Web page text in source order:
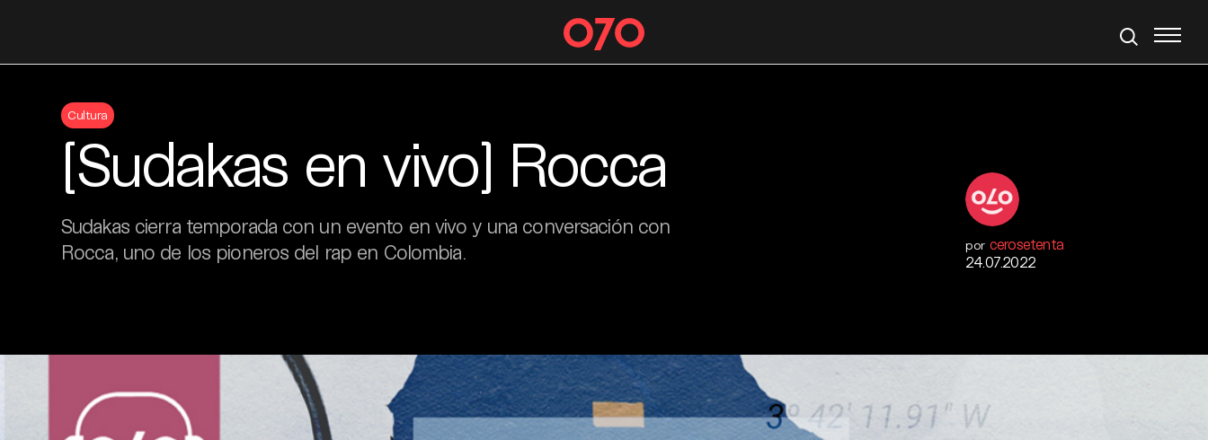
Cultura
[Sudakas en vivo] Rocca
Sudakas cierra temporada con un evento en vivo y una conversación con
Rocca, uno de los pioneros del rap en Colombia.
por cerosetenta
24.07.2022